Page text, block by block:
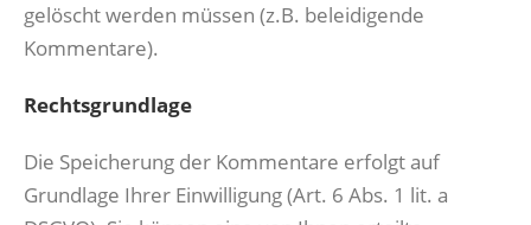
gelöscht werden müssen (z.B. beleidigende
Kommentare).
Rechtsgrundlage
Die Speicherung der Kommentare erfolgt auf
Grundlage Ihrer Einwilligung (Art. 6 Abs. 1 lit. a